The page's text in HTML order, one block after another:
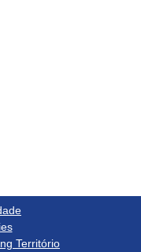
Território